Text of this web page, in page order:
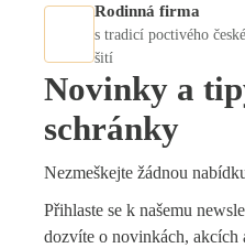
Rodinná firma
s tradicí poctivého
šití
Novinky a
schránky
Nezmeškejte žádnou
Přihlaste se k našemu
dozvíte o novinkách, akcích